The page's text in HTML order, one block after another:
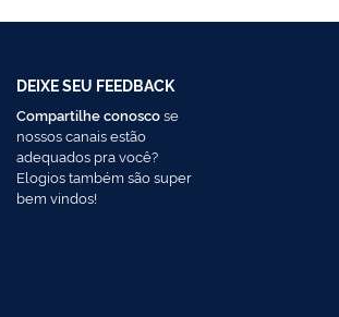
DEIXE SEU FEEDBACK
Compartilhe conoscose
nossos canais estão
adequados pra você?
Elogios também são super
bem vindos!